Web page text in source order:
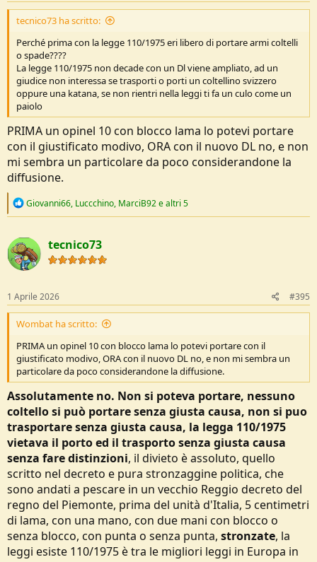
tecnico73 ha scritto:
Perché prima con la legge 110/1975 eri libero di portare armi coltelli
o spade????
La legge 110/1975 non decade con un Dl viene ampliato, ad un
giudice non interessa se trasporti o porti un coltellino svizzero
oppure una katana, se non rientri nella leggi ti fa un culo come un
paiolo
PRIMA un opinel 10 con blocco lama lo potevi portare
con il giustificato modivo, ORA con il nuovo DL no, e non
mi sembra un particolare da poco considerandone la
diffusione.
R
c
t
i
o
s
:
Giovanni66, Luccchino, MarciB92e altri 5
tecnico73
1 Aprile 2026 #395
Wombat ha scritto:
PRIMA un opinel 10 con blocco lama lo potevi portare con il
giustificato modivo, ORA con il nuovo DL no, e non mi sembra un
particolare da poco considerandone la diffusione.
Assolutamente no. Non si poteva portare, nessuno
coltello si può portare senza giusta causa, non si puo
trasportare senza giusta causa, la legga 110/1975
vietava il porto ed il trasporto senza giusta causa
senza fare distinzioni, il divieto è assoluto, quello
scritto nel decreto e pura stronzaggine politica, che
sono andati a pescare in un vecchio Reggio decreto del
regno del Piemonte, prima del unità d'Italia, 5 centimetri
di lama, con una mano, con due mani con blocco o
senza blocco, con punta o senza punta, stronzate, la
leggi esiste 110/1975 è tra le migliori leggi in Europa in